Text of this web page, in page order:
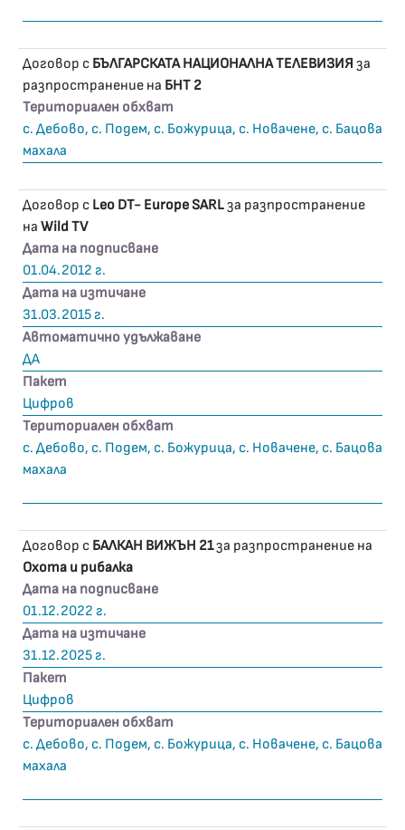
Договор с БЪЛГАРСКАТА НАЦИОНАЛНА ТЕЛЕВИЗИЯ за
разпространение на БНТ 2
Териториален обхват
с. Дебово, с. Подем, с. Божурица, с. Новачене, с. Бацова
махала
Договор с Leo DT- Europe SARLза разпространение
на Wild TV
Дата на подписване
01.04.2012 г.
Дата на изтичане
31.03.2015 г.
Автоматично удължаване
ДА
Пакет
Цифров
Териториален обхват
с. Дебово, с. Подем, с. Божурица, с. Новачене, с. Бацова
махала
Договор с БАЛКАН ВИЖЪН 21за разпространение на
Охота и рибалка
Дата на подписване
01.12.2022 г.
Дата на изтичане
31.12.2025 г.
Пакет
Цифров
Териториален обхват
с. Дебово, с. Подем, с. Божурица, с. Новачене, с. Бацова
махала